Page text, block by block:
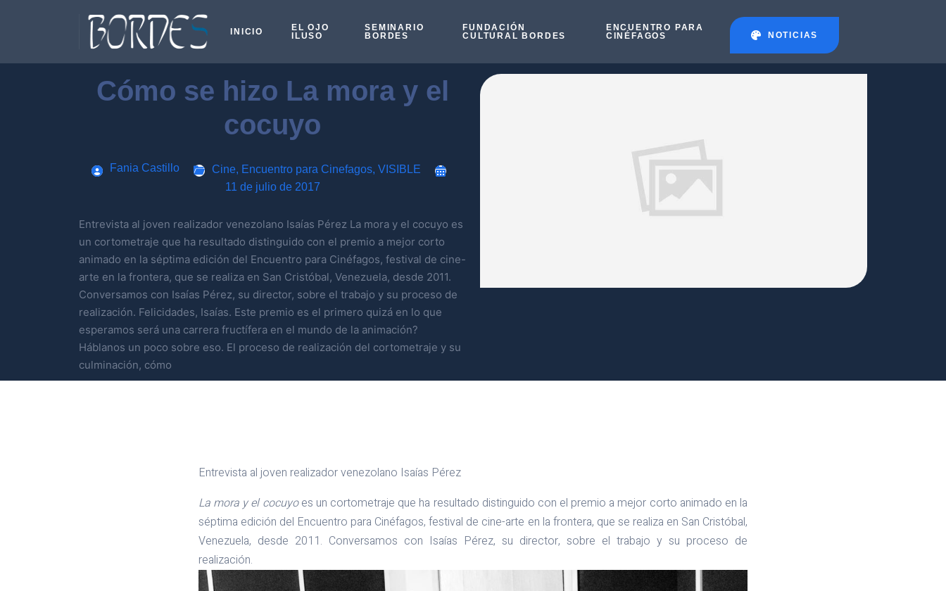
INICIO
EL OJO
ILUSO
SEMINARIO
BORDES
FUNDACIÓN
CULTURAL BORDES
ENCUENTRO PARA
CINÉFAGOS
NOTICIAS
Cómo se hizo La mora y el
cocuyo
Fania Castillo Cine, Encuentro para Cinefagos, VISIBLE
11 de julio de 2017
Entrevista al joven realizador venezolano Isaías Pérez La mora y el cocuyo es
un cortometraje que ha resultado distinguido con el premio a mejor corto
animado en la séptima edición del Encuentro para Cinéfagos, festival de cine-
arte en la frontera, que se realiza en San Cristóbal, Venezuela, desde 2011.
Conversamos con Isaías Pérez, su director, sobre el trabajo y su proceso de
realización. Felicidades, Isaías. Este premio es el primero quizá en lo que
esperamos será una carrera fructífera en el mundo de la animación?
Háblanos un poco sobre eso. El proceso de realización del cortometraje y su
culminación, cómo
Entrevista al joven realizador venezolano Isaías Pérez
La mora y el cocuyoes un cortometraje que ha resultado distinguido con el premio a mejor corto animado en la
séptima edición del Encuentro para Cinéfagos, festival de cine-arte en la frontera, que se realiza en San Cristóbal,
Venezuela, desde 2011. Conversamos con Isaías Pérez, su director, sobre el trabajo y su proceso de
realización.